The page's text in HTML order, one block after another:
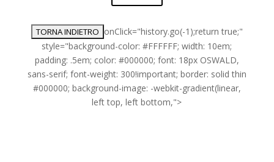
onClick="history.go(-1);return true;"
style="background-color: #FFFFFF; width: 10em;
padding: .5em; color: #000000; font: 18px OSWALD,
sans-serif; font-weight: 300!important; border: solid thin
#000000; background-image: -webkit-gradient(linear,
left top, left bottom,">